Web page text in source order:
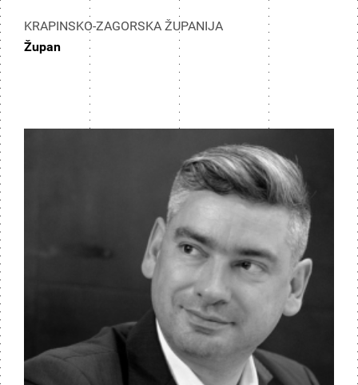
KRAPINSKO-ZAGORSKA ŽUPANIJA
Župan